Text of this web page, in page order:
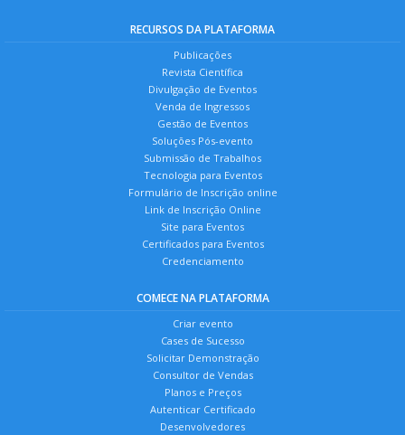
RECURSOS DA PLATAFORMA
Publicações
Revista Científica
Divulgação de Eventos
Venda de Ingressos
Gestão de Eventos
Soluções Pós-evento
Submissão de Trabalhos
Tecnologia para Eventos
Formulário de Inscrição online
Link de Inscrição Online
Site para Eventos
Certificados para Eventos
Credenciamento
COMECE NA PLATAFORMA
Criar evento
Cases de Sucesso
Solicitar Demonstração
Consultor de Vendas
Planos e Preços
Autenticar Certificado
Desenvolvedores